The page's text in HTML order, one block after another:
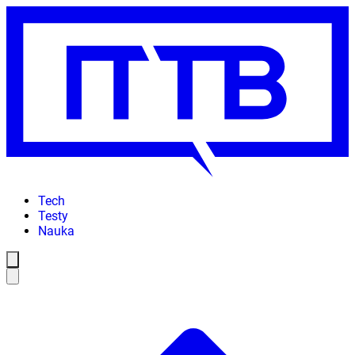
Tech
Testy
Nauka